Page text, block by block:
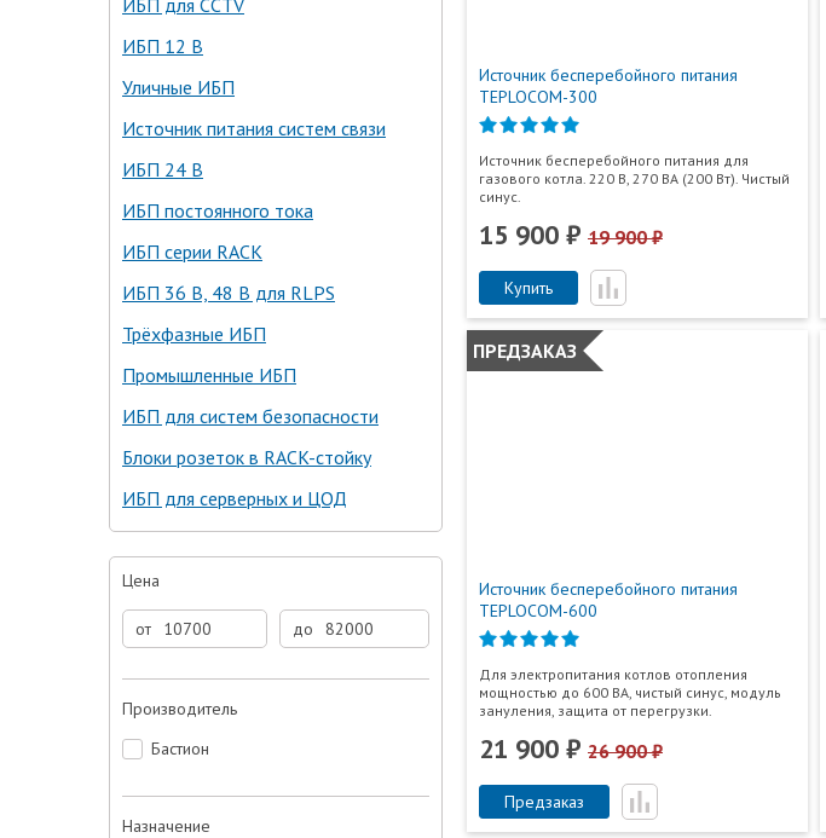
ИБП для CCTV
ИБП 12 В
Уличные ИБП
Источник питания систем связи
ИБП 24 В
ИБП постоянного тока
ИБП серии RACK
ИБП 36 В, 48 В для RLPS
Трёхфазные ИБП
Промышленные ИБП
ИБП для систем безопасности
Блоки розеток в RACK-стойку
ИБП для серверных и ЦОД
Цена
от до
Производитель
Бастион
Назначение
Источник бесперебойного питания
TEPLOCOM-300
Источник бесперебойного питания для
газового котла. 220 В, 270 ВА (200 Вт). Чистый
синус.
15 900 ₽ 19 900 ₽
Купить
ПРЕДЗАКАЗ
Источник бесперебойного питания
TEPLOCOM-600
Для электропитания котлов отопления
мощностью до 600 ВА, чистый синус, модуль
зануления, защита от перегрузки.
21 900 ₽ 26 900 ₽
Предзаказ